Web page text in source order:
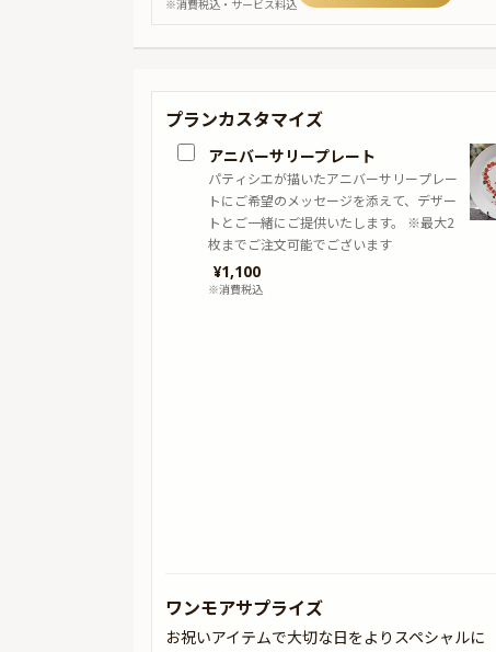
※消費税込・サービス料込
プランカスタマイズ
アニバーサリープレート
パティシエが描いたアニバーサリープレー
トにご希望のメッセージを添えて、デザー
トとご一緒にご提供いたします。 ※最大2
枚までご注文可能でございます
¥1,100
※消費税込
ワンモアサプライズ
お祝いアイテムで大切な日をよりスペシャルに